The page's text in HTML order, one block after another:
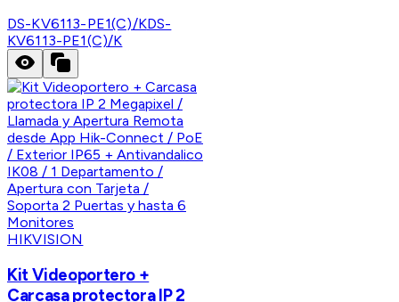
DS-KV6113-PE1(C)/KDS-
KV6113-PE1(C)/K
HIKVISION
Kit Videoportero +
Carcasa protectora IP 2